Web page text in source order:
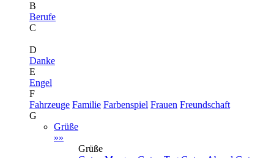
B
Berufe
C
D
Danke
E
Engel
F
Fahrzeuge Familie Farbenspiel Frauen Freundschaft
G
Grüße
»»
Grüße